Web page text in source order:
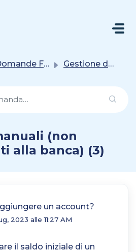
Frequenti (FAQ)
Gestione dei conti
(non
alla banca) (3)
un account?
2023 alle 11:27 AM
il saldo iniziale di un